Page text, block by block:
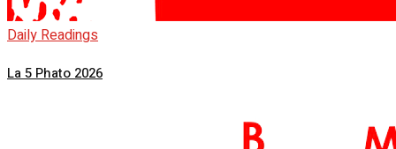
Daily Readings
La 5 Phato 2026